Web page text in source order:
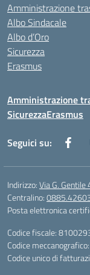
Amministrazione
Albo Sindacale
Albo d’Oro
Sicurezza
Erasmus
Amministrazione
SicurezzaErasmus
Seguici su:
Indirizzo:Via G. Gentile
Centralino:
Posta elettronica
Codice fiscale:
Codice meccanografico:
Codice unico di